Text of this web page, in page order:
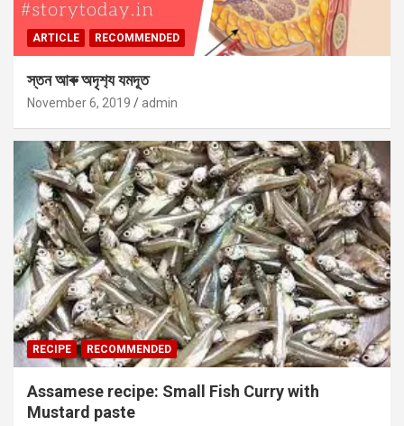
ARTICLE RECOMMENDED
স্তন আৰু অদৃশ‍্য যমদূত
November 6, 2019 admin
RECIPE RECOMMENDED
Assamese recipe: Small Fish Curry with
Mustard paste